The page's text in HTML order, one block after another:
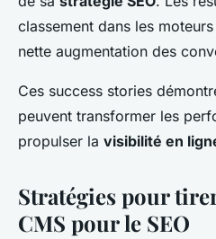
classement dans les
nette augmentation des
Ces success stories
peuvent transformer les
propulser la visibilité en
Stratégies pour
CMS pour le SEO